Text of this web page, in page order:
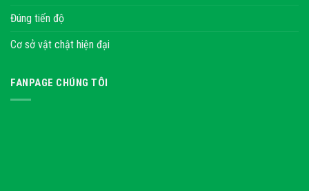
Đúng tiến độ
Cơ sở vật chật hiện đại
FANPAGE CHÚNG TÔI